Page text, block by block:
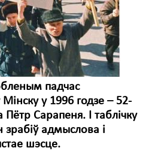
падчас
у 1996 годзе – 52-
Сарапеня. І таблічку
зрабіў адмыслова і
шэсце.